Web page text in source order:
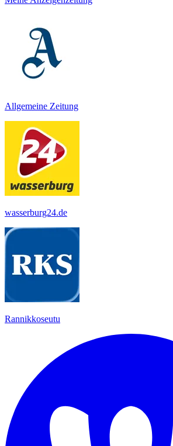
Allgemeine Zeitung
wasserburg24.de
Rannikkoseutu